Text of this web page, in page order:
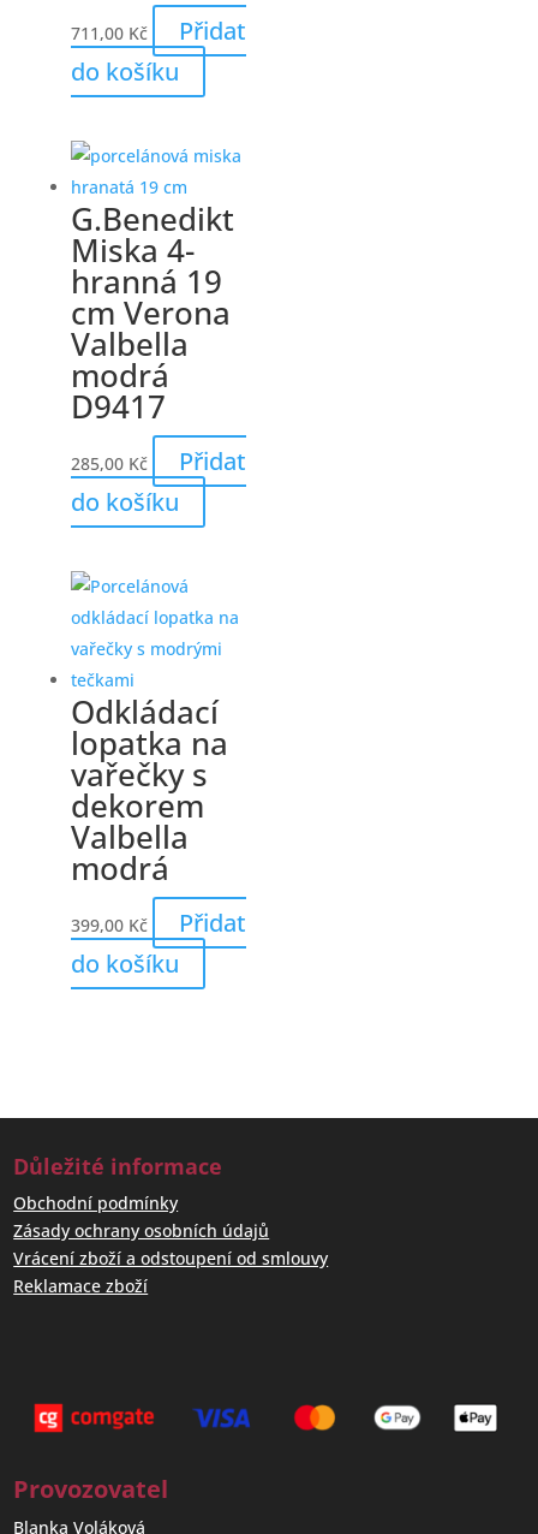
711,00 Kč
Přidat
do košíku
G.Benedikt
Miska 4-
hranná 19
cm Verona
Valbella
modrá
D9417
285,00 Kč
Přidat
do košíku
Odkládací
lopatka na
vařečky s
dekorem
Valbella
modrá
399,00 Kč
Přidat
do košíku
Důležité informace
Obchodní podmínky
Zásady ochrany osobních údajů
Vrácení zboží a odstoupení od smlouvy
Reklamace zboží
Provozovatel
Blanka Voláková